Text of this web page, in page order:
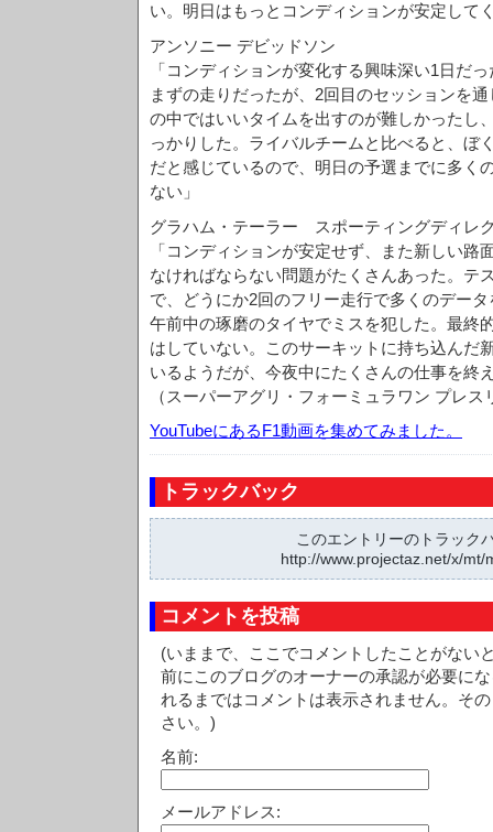
い。明日はもっとコンディションが安定して
アンソニー デビッドソン
「コンディションが変化する興味深い1日だ
まずの走りだったが、2回目のセッションを
の中ではいいタイムを出すのが難しかったし
っかりした。ライバルチームと比べると、ぼ
だと感じているので、明日の予選までに多く
ない」
グラハム・テーラー スポーティングディレ
「コンディションが安定せず、また新しい路
なければならない問題がたくさんあった。テ
で、どうにか2回のフリー走行で多くのデー
午前中の琢磨のタイヤでミスを犯した。最終
はしていない。このサーキットに持ち込んだ
いるようだが、今夜中にたくさんの仕事を終
（スーパーアグリ・フォーミュラワン プレス
YouTubeにあるF1動画を集めてみました。
トラックバック
このエントリーのトラック
http://www.projectaz.net/x/mt/
コメントを投稿
(いままで、ここでコメントしたことがない
前にこのブログのオーナーの承認が必要に
れるまではコメントは表示されません。そ
さい。)
名前:
メールアドレス: